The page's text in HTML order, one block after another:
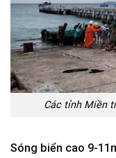
Các tỉnh Miền
Sóng biển cao 9-